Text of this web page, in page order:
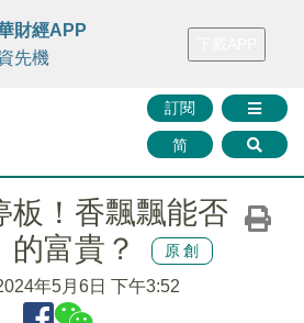
FINMETA 財華證券 媒體矩陣
訂閱
简
財經APP
先機
板！香飄飄能否
富貴？
原創
年5月6日 下午3:52